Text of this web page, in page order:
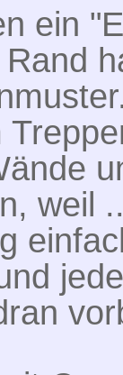
ein
weil